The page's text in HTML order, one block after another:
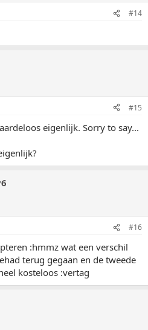
#14
#15
eigenlijk. Sorry to say...
#16
:hmmz wat een verschil
terug gegaan en de tweede
kosteloos :vertag